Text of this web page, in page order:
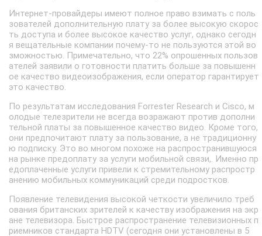
Интернет-провайдеры имеют полное право взимать с поль
зователей дополнительную плату за более высокую скорос
ть доступа и более высокое качество услуг, однако сегодн
я вещательные компании почему-то не пользуются этой во
зможностью. Примечательно, что 22% опрошенных пользов
ателей заявили о готовности платить больше за повышенн
ое качество видеоизображения, если оператор гарантирует
это качество.
По результатам исследования Forrester Research и Cisco, м
олодые телезрители не всегда возражают против дополни
тельной платы за повышенное качество видео. Кроме того,
они предпочитают плату за пользование, а не традиционну
ю подписку. Это во многом похоже на распространившуюся
на рынке предоплату за услуги мобильной связи,. Именно пр
едоплаченные услуги привели к стремительному распростр
анению мобильных коммуникаций среди подростков.
Появление телевидения высокой четкости увеличило треб
ования британских зрителей к качеству изображения на экр
ане телевизора. Быстрое распространение телевизионных п
риемников стандарта HDTV (сегодня они установлены в 5